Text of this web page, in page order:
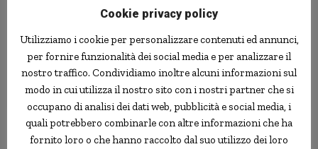
Review: Fineco, the New Bank
Follow us
Cookie privacy policy
Utilizziamo i cookie per personalizzare contenuti ed annunci,
per fornire funzionalità dei social media e per analizzare il
nostro traffico. Condividiamo inoltre alcuni informazioni sul
modo in cui utilizza il nostro sito con i nostri partner che si
occupano di analisi dei dati web, pubblicità e social media, i
quali potrebbero combinarle con altre informazioni che ha
fornito loro o che hanno raccolto dal suo utilizzo dei loro